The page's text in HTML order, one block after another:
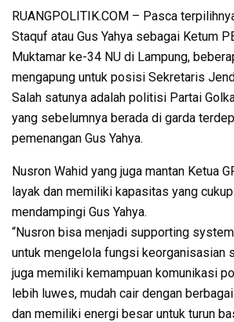
RUANGPOLITIK.COM – Pasca
Staquf atau Gus Yahya sebagai Ketum
Muktamar ke-34 NU di Lampung,
mengapung untuk posisi Sekretaris
Salah satunya adalah politisi Partai
yang sebelumnya berada di garda
pemenangan Gus Yahya.
Nusron Wahid yang juga mantan Ketua
layak dan memiliki kapasitas yang
mendampingi Gus Yahya.
“Nusron bisa menjadi supporting
untuk mengelola fungsi keorganisasian
juga memiliki kemampuan komunikasi
lebih luwes, mudah cair dengan
dan memiliki energi besar untuk turun